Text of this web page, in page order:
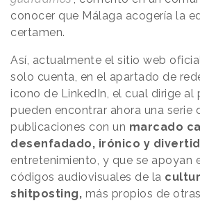
conocer que Málaga acogería la
certamen.
Así, actualmente el sitio web
solo cuenta, en el apartado de
icono de LinkedIn, el cual dirige al
pueden encontrar ahora una serie
publicaciones con un marcado
desenfadado, irónico y
entretenimiento, y que se apoyan
códigos audiovisuales de la
shitposting, más propios de